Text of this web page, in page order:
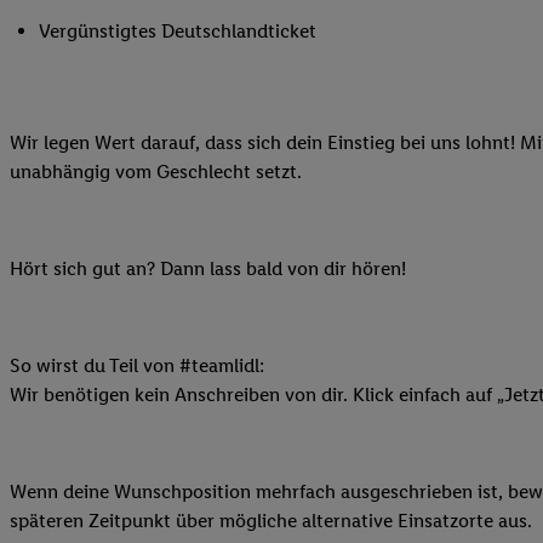
Vergünstigtes Deutschlandticket
Wir legen Wert darauf, dass sich dein Einstieg bei uns lohnt!
unabhängig vom Geschlecht setzt.
Hört sich gut an? Dann lass bald von dir hören!
So wirst du Teil von #teamlidl:
Wir benötigen kein Anschreiben von dir. Klick einfach auf
Wenn deine Wunschposition mehrfach ausgeschrieben ist,
späteren Zeitpunkt über mögliche alternative Einsatzorte aus.
Sie verfügbar ist.
finden Sie in den
sämtlicher genannten
Ihre Einwilligung